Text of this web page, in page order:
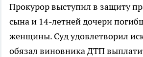
Прокурор выступил в защиту
сына и 14-летней дочери
женщины. Суд удовлетворил
обязал виновника ДТП